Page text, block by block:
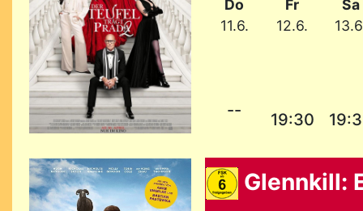
Do
11.6.
Fr
12.6.
Sa
-- 19:30
Glennkill: